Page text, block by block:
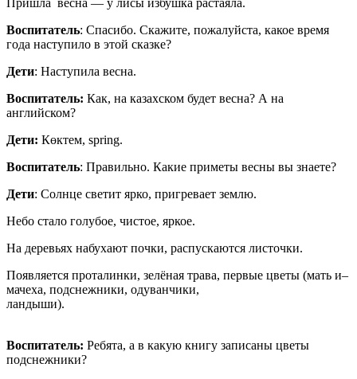
Пришла весна — у лисы избушка растаяла.
Воспитатель: Спасибо. Скажите, пожалуйста, какое время
года наступило в этой сказке?
Дети: Наступила весна.
Воспитатель: Как, на казахском будет весна? А на
английском?
Дети: Көктем, spring.
Воспитатель: Правильно. Какие приметы весны вы знаете?
Дети: Солнце светит ярко, пригревает землю.
Небо стало голубое, чистое, яркое.
На деревьях набухают почки, распускаются листочки.
Появляется проталинки, зелёная трава, первые цветы (мать и–
мачеха, подснежники, одуванчики,
ландыши).
Воспитатель: Ребята, а в какую книгу записаны цветы
подснежники?